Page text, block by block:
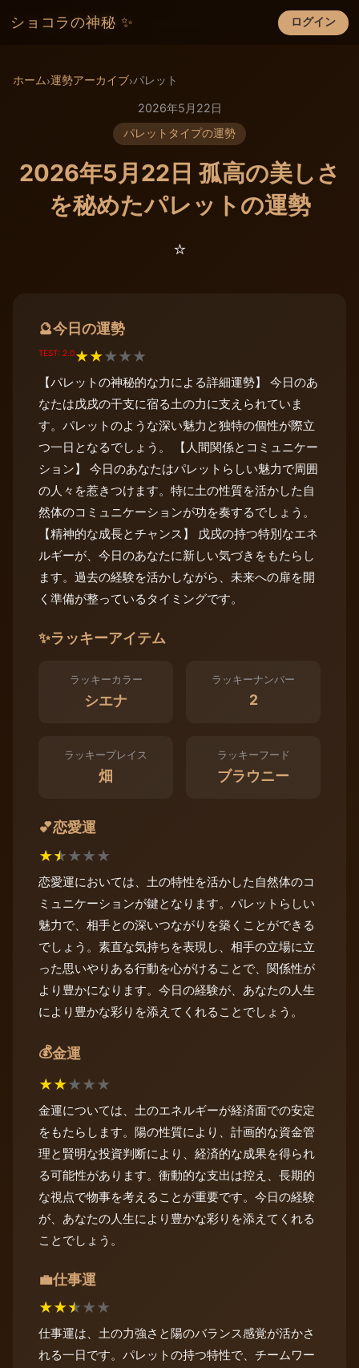
ショコラの神秘 ✨ ログイン
×
ホーム›運勢アーカイブ›パレット
2026年5月22日
パレットタイプの運勢
2026年5月22日 孤高の美しさ
を秘めたパレットの運勢
⭐️
🔮今日の運勢
TEST: 2.0★★★★★
【パレットの神秘的な力による詳細運勢】 今日のあ
なたは戊戌の干支に宿る土の力に支えられていま
す。パレットのような深い魅力と独特の個性が際立
つ一日となるでしょう。 【人間関係とコミュニケー
ション】 今日のあなたはパレットらしい魅力で周囲
の人々を惹きつけます。特に土の性質を活かした自
然体のコミュニケーションが功を奏するでしょう。
【精神的な成長とチャンス】 戊戌の持つ特別なエネ
ルギーが、今日のあなたに新しい気づきをもたらし
ます。過去の経験を活かしながら、未来への扉を開
く準備が整っているタイミングです。
✨ラッキーアイテム
ラッキーカラー
シエナ
ラッキーナンバー
2
ラッキープレイス
畑
ラッキーフード
ブラウニー
💕恋愛運
★★★★★
恋愛運においては、土の特性を活かした自然体のコ
ミュニケーションが鍵となります。パレットらしい
魅力で、相手との深いつながりを築くことができる
でしょう。素直な気持ちを表現し、相手の立場に立
った思いやりある行動を心がけることで、関係性が
より豊かになります。今日の経験が、あなたの人生
により豊かな彩りを添えてくれることでしょう。
💰金運
★★★★★
金運については、土のエネルギーが経済面での安定
をもたらします。陽の性質により、計画的な資金管
理と賢明な投資判断により、経済的な成果を得られ
る可能性があります。衝動的な支出は控え、長期的
な視点で物事を考えることが重要です。今日の経験
が、あなたの人生により豊かな彩りを添えてくれる
ことでしょう。
💼仕事運
★★★★★
仕事運は、土の力強さと陽のバランス感覚が活かさ
れる一日です。パレットの持つ特性で、チームワー